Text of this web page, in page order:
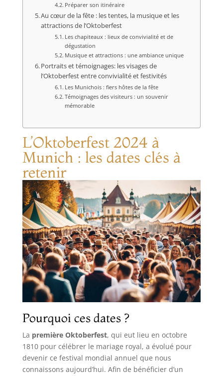
Préparer son itinéraire
Au cœur de la fête : les tentes, la musique et les
attractions de l’Oktoberfest
Les chapiteaux : lieux de convivialité et de
dégustation
Musique et attractions : une ambiance unique
Portraits et témoignages: les visages de
l’Oktoberfest entre convivialité et festivités
Les Munichois : fiers hôtes de la fête
Témoignages des visiteurs : un souvenir
mémorable
L’Oktoberfest 2024 à
Munich : les dates clés à
retenir
Pourquoi ces dates ?
La première Oktoberfest, qui eut lieu en octobre
1810 pour célébrer le mariage royal, a évolué pour
devenir ce festival mondial annuel que nous
connaissons aujourd’hui. Afin de bénéficier d’un